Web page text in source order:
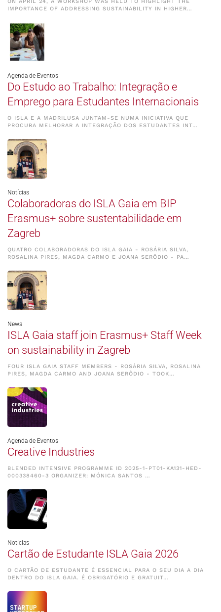
IMPORTANCE OF ADDRESSING SUSTAINABILITY IN HIGHER…
Agenda de Eventos
Do Estudo ao Trabalho: Integração e
Emprego para Estudantes Internacionais
O ISLA E A MADRILUSA JUNTAM-SE NUMA INICIATIVA QUE
PROCURA MELHORAR A INTEGRAÇÃO DOS ESTUDANTES INT…
Notícias
Colaboradoras do ISLA Gaia em BIP
Erasmus+ sobre sustentabilidade em
Zagreb
QUATRO COLABORADORAS DO ISLA GAIA - ROSÁRIA SILVA,
ROSALINA PIRES, MAGDA CARMO E JOANA SERÔDIO - PA…
News
ISLA Gaia staff join Erasmus+ Staff Week
on sustainability in Zagreb
FOUR ISLA GAIA STAFF MEMBERS - ROSÁRIA SILVA, ROSALINA
PIRES, MAGDA CARMO AND JOANA SERÔDIO - TOOK…
Agenda de Eventos
Creative Industries
BLENDED INTENSIVE PROGRAMME ID 2025-1-PT01-KA131-HED-
000338460-3 ORGANIZER: MÓNICA SANTOS …
Notícias
Cartão de Estudante ISLA Gaia 2026
O CARTÃO DE ESTUDANTE É ESSENCIAL PARA O SEU DIA A DIA
DENTRO DO ISLA GAIA. É OBRIGATÓRIO E GRATUIT…